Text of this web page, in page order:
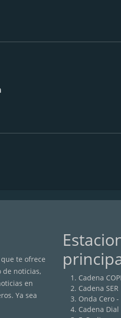
te ofrece
de noticias,
en
Ya sea
Cadena
Cadena SER
Onda Cero
Cadena Dial